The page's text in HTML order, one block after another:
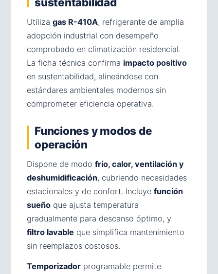
Utiliza gas R-410A, refrigerante de amplia
adopción industrial con desempeño
comprobado en climatización residencial.
La ficha técnica confirma impacto positivo
en sustentabilidad, alineándose con
estándares ambientales modernos sin
comprometer eficiencia operativa.
Funciones y modos de
operación
Dispone de modo frío, calor, ventilación y
deshumidificación, cubriendo necesidades
estacionales y de confort. Incluye función
sueño que ajusta temperatura
gradualmente para descanso óptimo, y
filtro lavable que simplifica mantenimiento
sin reemplazos costosos.
Temporizador programable permite